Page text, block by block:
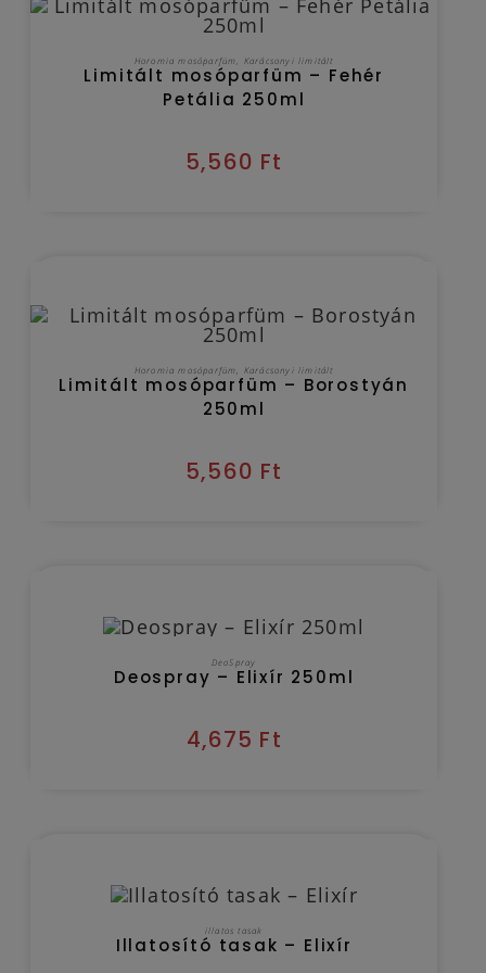
KOSÁRBA TESZEM
Horomia mosóparfüm Karácsonyi limitált
Limitált mosóparfüm – Fehér
Petália 250ml
5,560 Ft
KOSÁRBA TESZEM
Horomia mosóparfüm Karácsonyi limitált
Limitált mosóparfüm – Borostyán
250ml
5,560 Ft
KOSÁRBA TESZEM
DeoSpray
Deospray – Elixír 250ml
4,675 Ft
KOSÁRBA TESZEM
illatos tasak
Illatosító tasak – Elixír